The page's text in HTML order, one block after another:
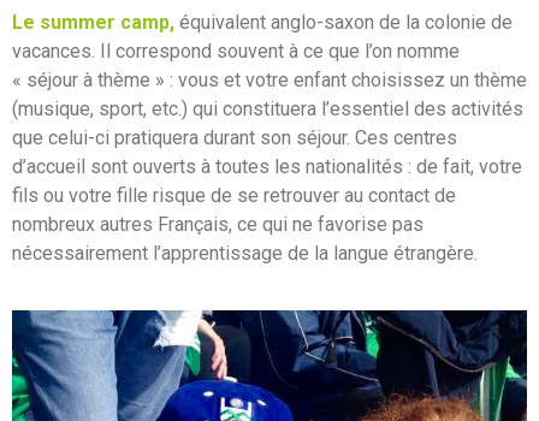
Le summer camp, équivalent anglo-saxon de la colonie de
vacances. Il correspond souvent à ce que l’on nomme
« séjour à thème » : vous et votre enfant choisissez un thème
(musique, sport, etc.) qui constituera l’essentiel des activités
que celui-ci pratiquera durant son séjour. Ces centres
d’accueil sont ouverts à toutes les nationalités : de fait, votre
fils ou votre fille risque de se retrouver au contact de
nombreux autres Français, ce qui ne favorise pas
nécessairement l’apprentissage de la langue étrangère.